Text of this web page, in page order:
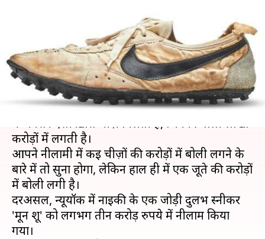
लेखन प्रदीप मौर्य Jul 24, 2019 01:03 pm
क्या है खबर?
कई लोगों को ख़ास चीज़ें रखने का शौक़ होता है। नीलामी
में अक्सर ऐसी ख़ास चीज़ें मिलती हैं, जिनकी बोली लाखों-
करोड़ों में लगती है।
आपने नीलामी में कई चीज़ों की करोड़ों में बोली लगने के
बारे में तो सुना होगा, लेकिन हाल ही में एक जूते की करोड़ों
में बोली लगी है।
दरअसल, न्यूयॉर्क में नाइकी के एक जोड़ी दुर्लभ स्नीकर
'मून शू' को लगभग तीन करोड़ रुपये में नीलाम किया
गया।